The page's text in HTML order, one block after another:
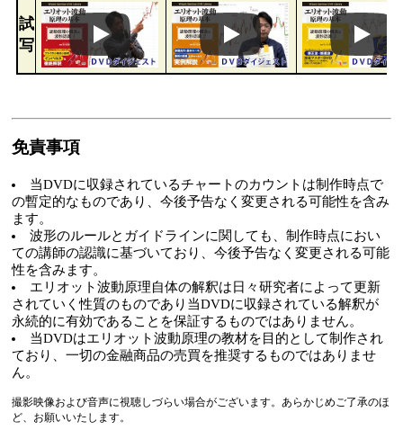
試
写
免責事項
当DVDに収録されているチャートのカウントは制作時点で
の暫定的なものであり、今後予告なく変更される可能性を含み
ます。
波形のルールとガイドラインに関しても、制作時点におい
ての講師の認識に基づいており、今後予告なく変更される可能
性を含みます。
エリオット波動原理自体の解釈は日々研究者によって更新
されていく性質のものであり当DVDに収録されている解釈が
永続的に有効であることを保証するものではありません。
当DVDはエリオット波動原理の教材を目的として制作され
ており、一切の金融商品の売買を推奨するものではありませ
ん。
撮影映像および音声に視聴しづらい場合がございます。あらかじめご了承のほ
ど、お願いいたします。